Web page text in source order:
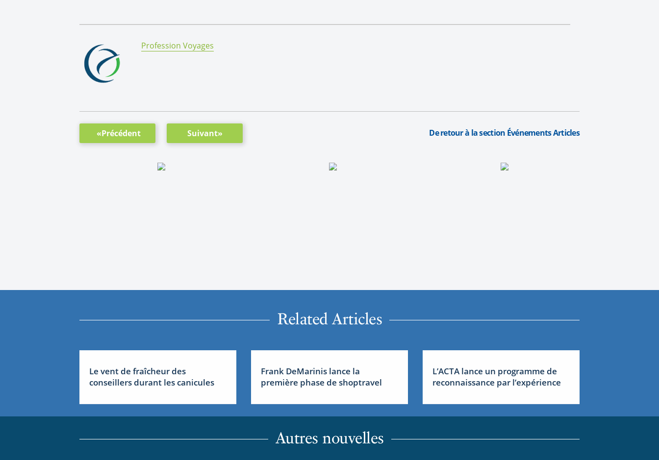
By:
Profession Voyages
«Précédent Suivant» De retour à la section Événements Articles
Related Articles
Le vent de fraîcheur des
conseillers durant les canicules
Frank DeMarinis lance la
première phase de shoptravel
L’ACTA lance un programme de
reconnaissance par l’expérience
Autres nouvelles